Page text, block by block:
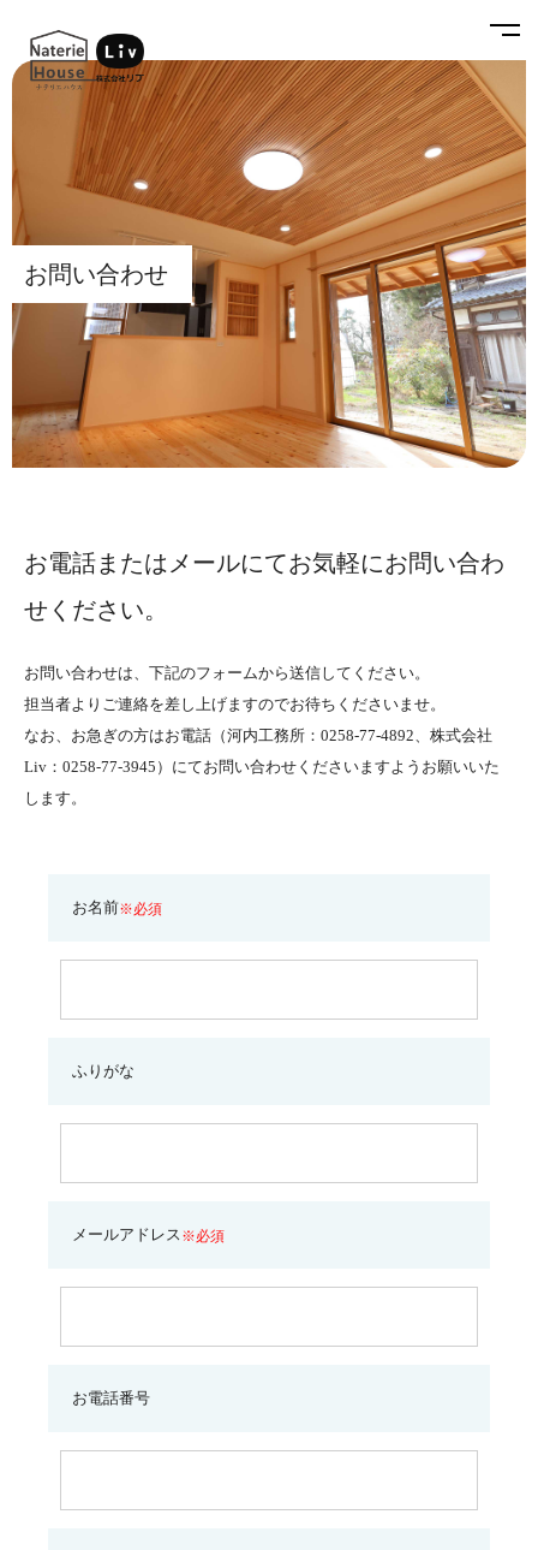
お問い合わせ
お電話またはメールにてお気軽にお問い合わ
せください。
お問い合わせは、下記のフォームから送信してください。
担当者よりご連絡を差し上げますのでお待ちくださいませ。
なお、お急ぎの方はお電話（河内工務所：0258-77-4892、株式会社
Liv：0258-77-3945）にてお問い合わせくださいますようお願いいた
します。
お名前※必須
ふりがな
メールアドレス ※必須
お電話番号